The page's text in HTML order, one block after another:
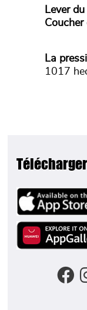
Lever
Coucher
La
1017
Image
Image